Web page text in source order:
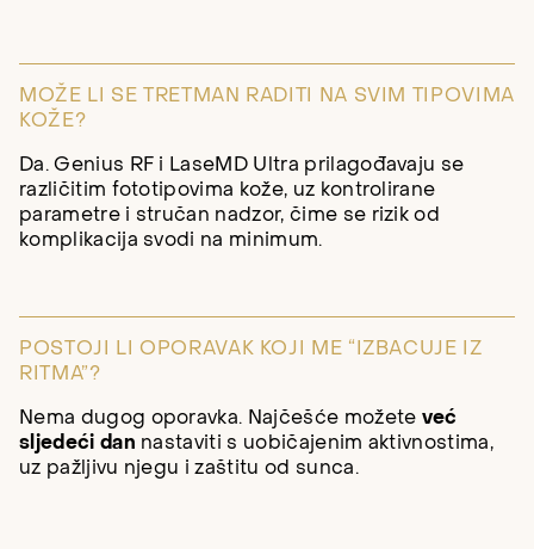
MOŽE LI SE TRETMAN RADITI NA SVIM TIPOVIMA
KOŽE?
Da. Genius RF i LaseMD Ultra prilagođavaju se
različitim fototipovima kože, uz kontrolirane
parametre i stručan nadzor, čime se rizik od
komplikacija svodi na minimum.
POSTOJI LI OPORAVAK KOJI ME “IZBACUJE IZ
RITMA”?
Nema dugog oporavka. Najčešće možete već
sljedeći dan nastaviti s uobičajenim aktivnostima,
uz pažljivu njegu i zaštitu od sunca.